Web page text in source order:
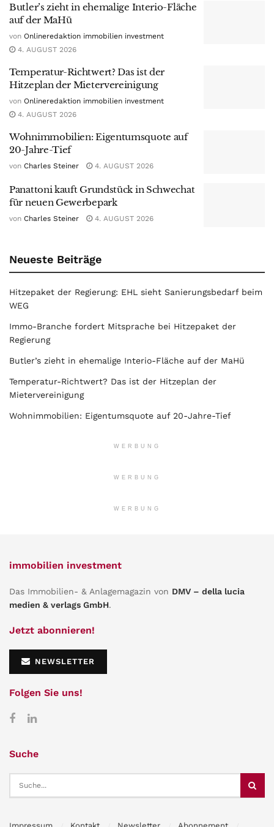
Butler’s zieht in ehemalige Interio-Fläche
auf der MaHü
von Onlineredaktion immobilien investment
4. AUGUST 2026
Temperatur-Richtwert? Das ist der
Hitzeplan der Mietervereinigung
von Onlineredaktion immobilien investment
4. AUGUST 2026
Wohnimmobilien: Eigentumsquote auf
20-Jahre-Tief
von Charles Steiner 4. AUGUST 2026
Panattoni kauft Grundstück in Schwechat
für neuen Gewerbepark
von Charles Steiner 4. AUGUST 2026
Neueste Beiträge
Hitzepaket der Regierung: EHL sieht Sanierungsbedarf beim
WEG
Immo-Branche fordert Mitsprache bei Hitzepaket der
Regierung
Butler’s zieht in ehemalige Interio-Fläche auf der MaHü
Temperatur-Richtwert? Das ist der Hitzeplan der
Mietervereinigung
Wohnimmobilien: Eigentumsquote auf 20-Jahre-Tief
WERBUNG
WERBUNG
WERBUNG
immobilien investment
Das Immobilien- & Anlagemagazin von DMV – della lucia
medien & verlags GmbH.
Jetzt abonnieren!
NEWSLETTER
Folgen Sie uns!
Suche